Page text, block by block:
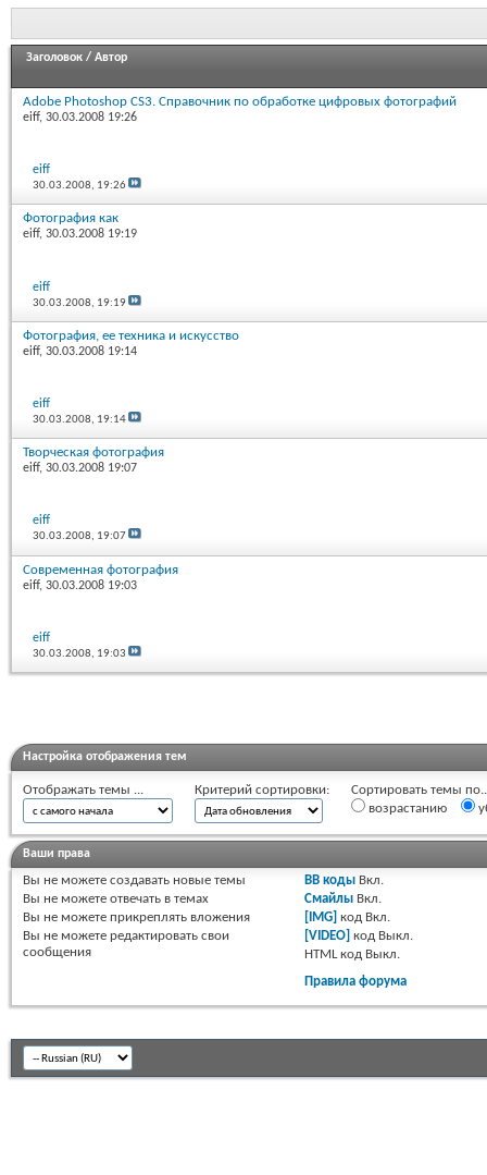
Заголовок / Автор
Adobe Photoshop CS3. Справочник по обработке цифровых фотографий
eiff, 30.03.2008 19:26
eiff
30.03.2008, 19:26
Фотография как
eiff, 30.03.2008 19:19
eiff
30.03.2008, 19:19
Фотография, ее техника и искусство
eiff, 30.03.2008 19:14
eiff
30.03.2008, 19:14
Творческая фотография
eiff, 30.03.2008 19:07
eiff
30.03.2008, 19:07
Современная фотография
eiff, 30.03.2008 19:03
eiff
30.03.2008, 19:03
Настройка отображения тем
Отображать темы ... Критерий сортировки:
Сортировать темы
возрастанию
Ваши права
Вы не можете создавать новые темы
Вы не можете отвечать в темах
Вы не можете прикреплять вложения
Вы не можете редактировать свои
сообщения
BB коды Вкл.
Смайлы Вкл.
[IMG] код Вкл.
[VIDEO] код Выкл.
HTML код Выкл.
Правила форума